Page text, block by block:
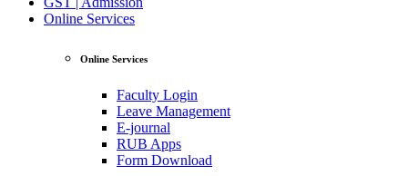
Online Services
Online Services
Faculty Login
Leave Management
E-journal
RUB Apps
Form Download